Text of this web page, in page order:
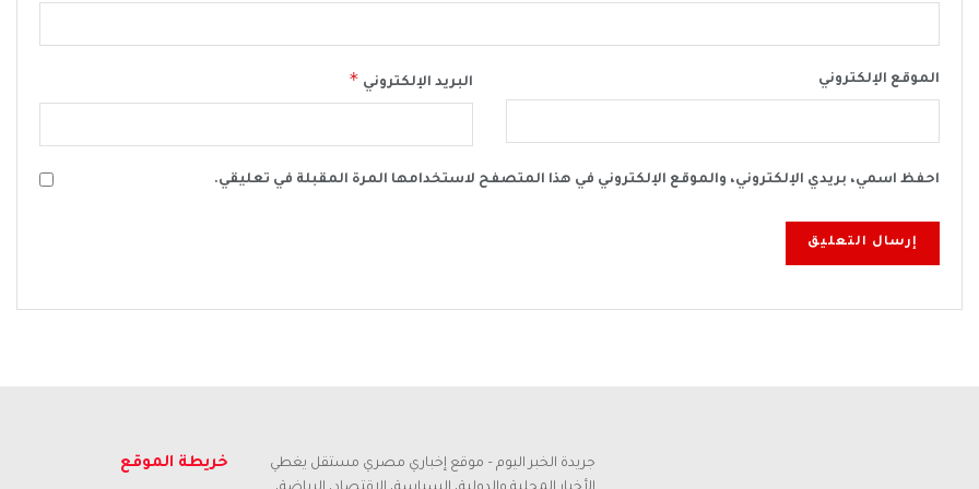
البريد الإلكتروني * الموقع الإلكتروني
احفظ اسمي، بريدي الإلكتروني، والموقع الإلكتروني في هذا المتصفح لاستخدامها المرة المقبلة في تعليقي.
جريدة الخبر اليوم – موقع إخباري مصري مستقل يغطي
خريطة الموقع